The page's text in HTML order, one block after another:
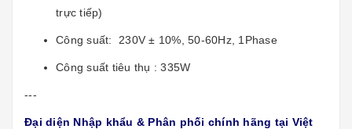
trực tiếp)
Công suất: 230V ± 10%, 50-60Hz, 1Phase
Công suất tiêu thụ : 335W
---
Đại diện Nhập khẩu & Phân phối chính hãng tại Việt